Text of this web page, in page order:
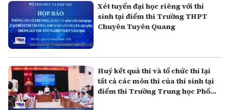
Xét tuyển đại học riêng với thí
sinh tại điểm thi Trường THPT
Chuyên Tuyên Quang
Huỷ kết quả thi và tổ chức thi lại
tất cả các môn thi của thí sinh tại
điểm thi Trường Trung học Phổ